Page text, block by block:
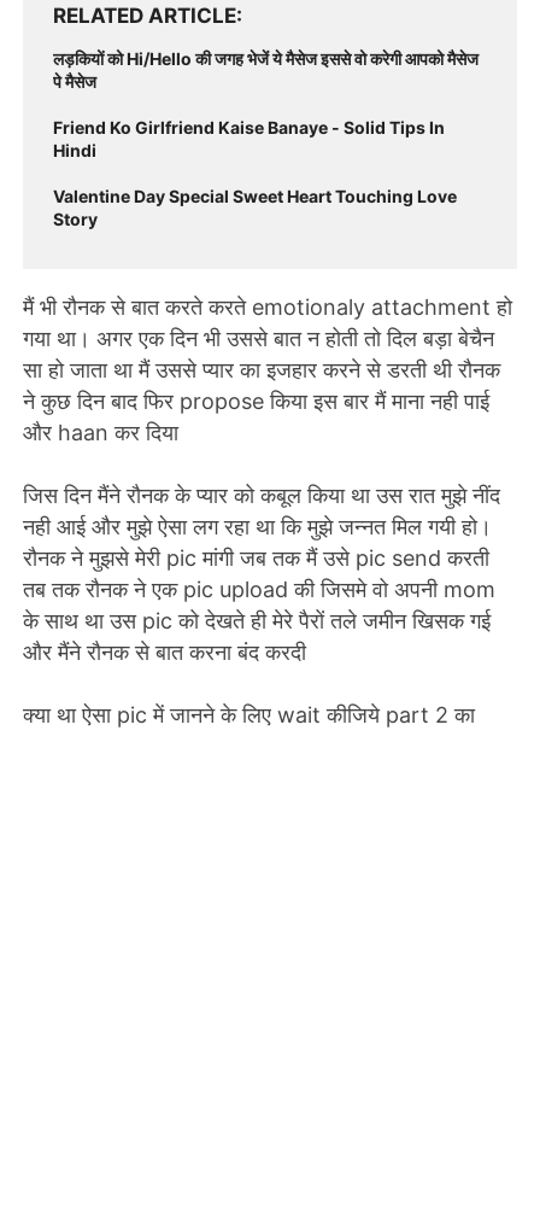
RELATED ARTICLE
लड़कियों को Hi/Hello की जगह भेजें ये मैसेज इससे वो करेगी आपको मैसेज
पे मैसेज
Friend Ko Girlfriend Kaise Banaye - Solid Tips In
Hindi
Valentine Day Special Sweet Heart Touching Love
Story
मैं भी रौनक से बात करते करते emotionaly attachment हो
गया था। अगर एक दिन भी उससे बात न होती तो दिल बड़ा बेचैन
सा हो जाता था मैं उससे प्यार का इजहार करने से डरती थी रौनक
ने कुछ दिन बाद फिर propose किया इस बार मैं माना नही पाई
और haan कर दिया
जिस दिन मैंने रौनक के प्यार को कबूल किया था उस रात मुझे नींद
नही आई और मुझे ऐसा लग रहा था कि मुझे जन्नत मिल गयी हो।
रौनक ने मुझसे मेरी pic मांगी जब तक मैं उसे pic send करती
तब तक रौनक ने एक pic upload की जिसमे वो अपनी mom
के साथ था उस pic को देखते ही मेरे पैरों तले जमीन खिसक गई
और मैंने रौनक से बात करना बंद करदी
क्या था ऐसा pic में जानने के लिए wait कीजिये part 2 का